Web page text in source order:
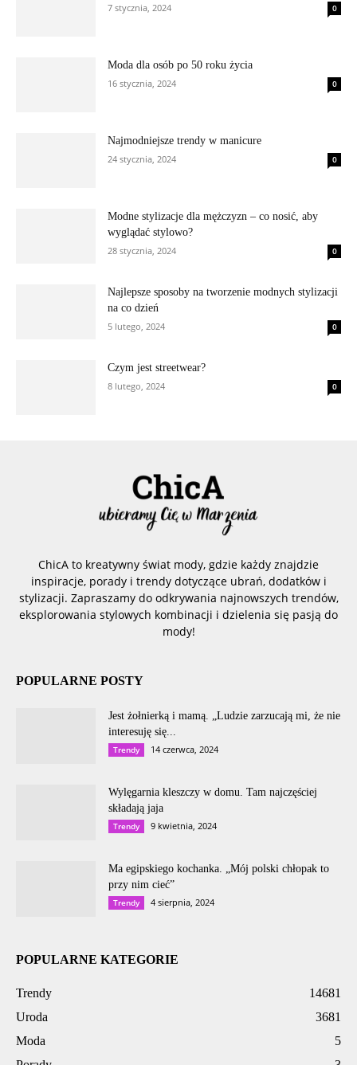
7 stycznia, 2024
0
Moda dla osób po 50 roku życia
16 stycznia, 2024
0
Najmodniejsze trendy w manicure
24 stycznia, 2024
0
Modne stylizacje dla mężczyzn – co nosić, aby
wyglądać stylowo?
28 stycznia, 2024
0
Najlepsze sposoby na tworzenie modnych stylizacji
na co dzień
5 lutego, 2024
0
Czym jest streetwear?
8 lutego, 2024
0
ChicA to kreatywny świat mody, gdzie każdy znajdzie
inspiracje, porady i trendy dotyczące ubrań, dodatków i
stylizacji. Zapraszamy do odkrywania najnowszych trendów,
eksplorowania stylowych kombinacji i dzielenia się pasją do
mody!
POPULARNE POSTY
Jest żołnierką i mamą. „Ludzie zarzucają mi, że nie
interesuję się...
Trendy 14 czerwca, 2024
Wylęgarnia kleszczy w domu. Tam najczęściej
składają jaja
Trendy 9 kwietnia, 2024
Ma egipskiego kochanka. „Mój polski chłopak to
przy nim cieć”
Trendy 4 sierpnia, 2024
POPULARNE KATEGORIE
Trendy
14681
Uroda
3681
Moda
5